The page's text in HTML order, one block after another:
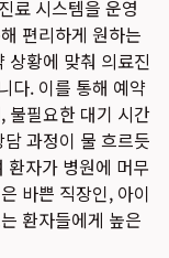
료 시스템을 운영
편리하게 원하는
상황에 맞춰 의료진
다. 이를 통해 예약
불필요한 대기 시간
과정이 물 흐르듯
환자가 병원에 머무
바쁜 직장인, 아이
환자들에게 높은